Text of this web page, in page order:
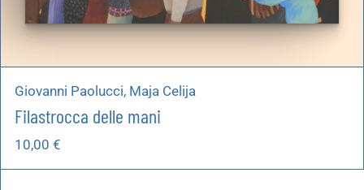
Giovanni Paolucci, Maja Celija
Filastrocca delle mani
10,00 €